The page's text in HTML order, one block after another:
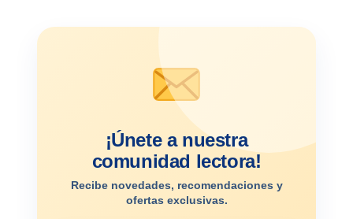
¡Únete a nuestra
comunidad lectora!
Recibe novedades, recomendaciones y
ofertas exclusivas.